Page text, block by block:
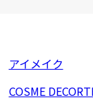
アイメイク
COSME